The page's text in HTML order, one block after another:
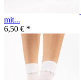
mit...
6,50 € *